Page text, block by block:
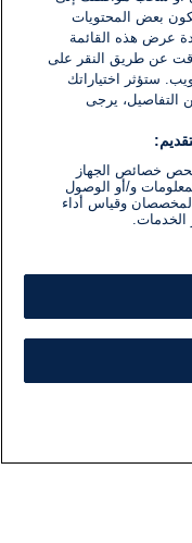
تكون بعض المحتويات
عرض هذه القائمة
وقت عن طريق النقر على
ستؤثر اختياراتك
التفاصيل، يرجى
فحص خصائص الجهاز
و/أو الوصول
المخصصان وقياس أداء
الخدمات.